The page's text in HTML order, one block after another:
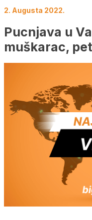
2. Augusta 2022.
Pucnjava u
muškarac,